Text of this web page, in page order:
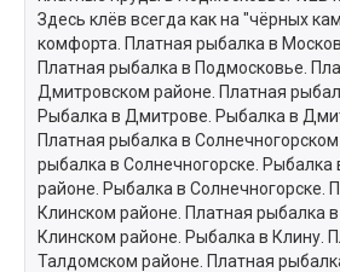
Здесь клёв всегда как на "чёрных
комфорта. Платная рыбалка в
Платная рыбалка в Подмосковье.
Дмитровском районе. Платная
Рыбалка в Дмитрове. Рыбалка в
Платная рыбалка в
рыбалка в Солнечногорске. Рыбалка
районе. Рыбалка в Солнечногорске.
Клинском районе. Платная рыбалка
Клинском районе. Рыбалка в Клину.
Талдомском районе. Платная